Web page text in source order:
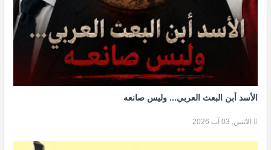
الأسد أبن البعث العربي... وليس صانعه
الاثنين, 03 آب 2026